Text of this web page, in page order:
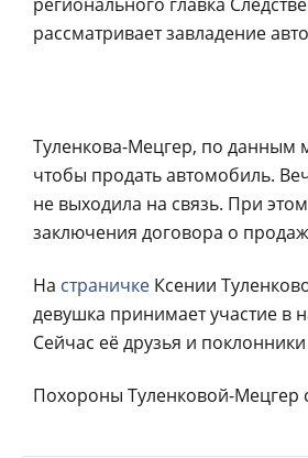
рассматривает завладение
Туленкова-Мецгер, по данным
чтобы продать автомобиль.
не выходила на связь. При
заключения договора о
На страничке Ксении
девушка принимает участие в
Сейчас её друзья и
Похороны Туленковой-Мецгер